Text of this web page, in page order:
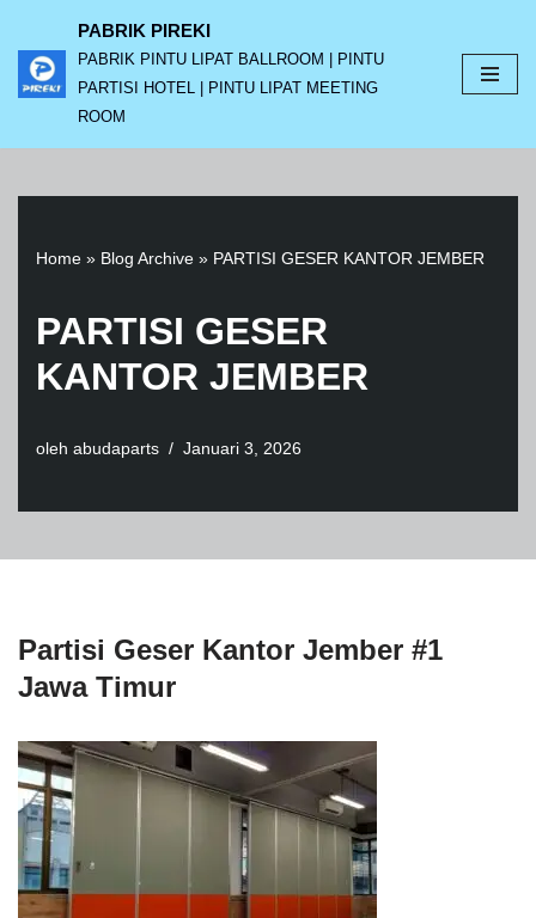
Lompat
ke
PABRIK PIREKI
PABRIK PINTU LIPAT BALLROOM | PINTU
PARTISI HOTEL | PINTU LIPAT MEETING
ROOM
Home » Blog Archive » PARTISI GESER KANTOR JEMBER
PARTISI GESER
KANTOR JEMBER
oleh abudaparts Januari 3, 2026
Partisi Geser Kantor Jember #1
Jawa Timur